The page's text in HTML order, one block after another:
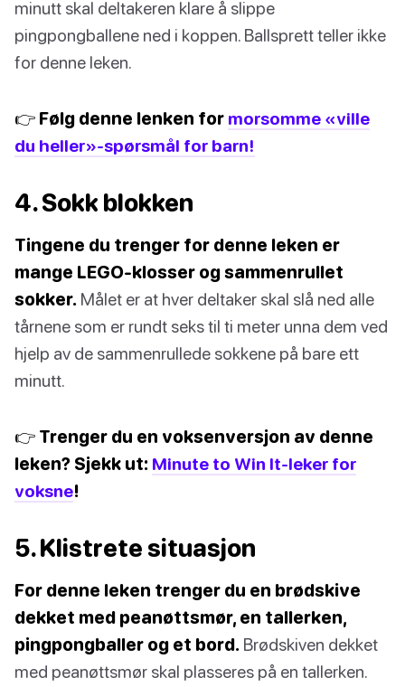
minutt skal deltakeren klare å slippe
pingpongballene ned i koppen. Ballsprett teller ikke
for denne leken.
👉 Følg denne lenken for morsomme «ville
du heller»-spørsmål for barn!
4. Sokk blokken
Tingene du trenger for denne leken er
mange LEGO-klosser og sammenrullet
sokker. Målet er at hver deltaker skal slå ned alle
tårnene som er rundt seks til ti meter unna dem ved
hjelp av de sammenrullede sokkene på bare ett
minutt.
👉 Trenger du en voksenversjon av denne
leken? Sjekk ut: Minute to Win It-leker for
voksne!
5. Klistrete situasjon
For denne leken trenger du en brødskive
dekket med peanøttsmør, en tallerken,
pingpongballer og et bord. Brødskiven dekket
med peanøttsmør skal plasseres på en tallerken.